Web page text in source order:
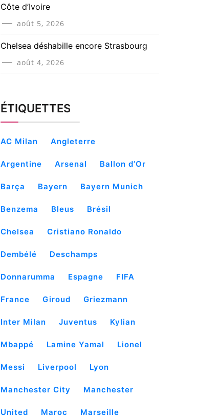
Côte d’Ivoire
août 5, 2026
Chelsea déshabille encore Strasbourg
août 4, 2026
ÉTIQUETTES
AC Milan Angleterre
Argentine Arsenal Ballon d’Or
Barça Bayern Bayern Munich
Benzema Bleus Brésil
Chelsea Cristiano Ronaldo
Dembélé Deschamps
Donnarumma Espagne FIFA
France Giroud Griezmann
Inter Milan Juventus Kylian
Mbappé Lamine Yamal Lionel
Messi Liverpool Lyon
Manchester City Manchester
United Maroc Marseille